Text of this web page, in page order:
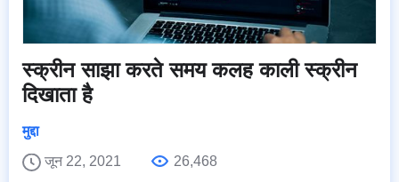
स्क्रीन साझा करते समय कलह काली स्क्रीन
दिखाता है
मुद्दा
जून 22, 2021
26,468